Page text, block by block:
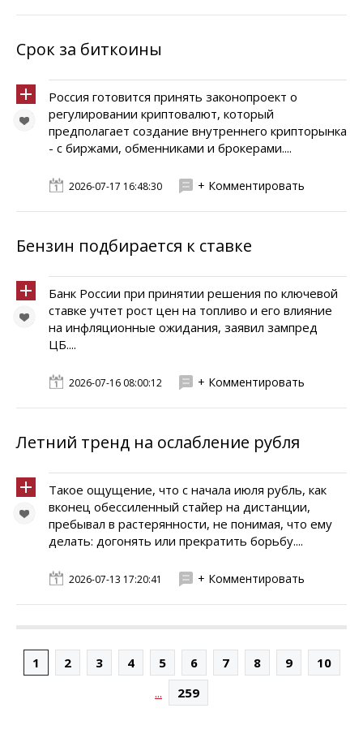
Срок за биткоины
Россия готовится принять законопроект о
регулировании криптовалют, который
предполагает создание внутреннего крипторынка
- с биржами, обменниками и брокерами....
2026-07-17 16:48:30 + Комментировать
Бензин подбирается к ставке
Банк России при принятии решения по ключевой
ставке учтет рост цен на топливо и его влияние
на инфляционные ожидания, заявил зампред
ЦБ....
2026-07-16 08:00:12 + Комментировать
Летний тренд на ослабление рубля
Такое ощущение, что с начала июля рубль, как
вконец обессиленный стайер на дистанции,
пребывал в растерянности, не понимая, что ему
делать: догонять или прекратить борьбу....
2026-07-13 17:20:41 + Комментировать
1 2 3 4 5 6 7 8 9
10
...
259